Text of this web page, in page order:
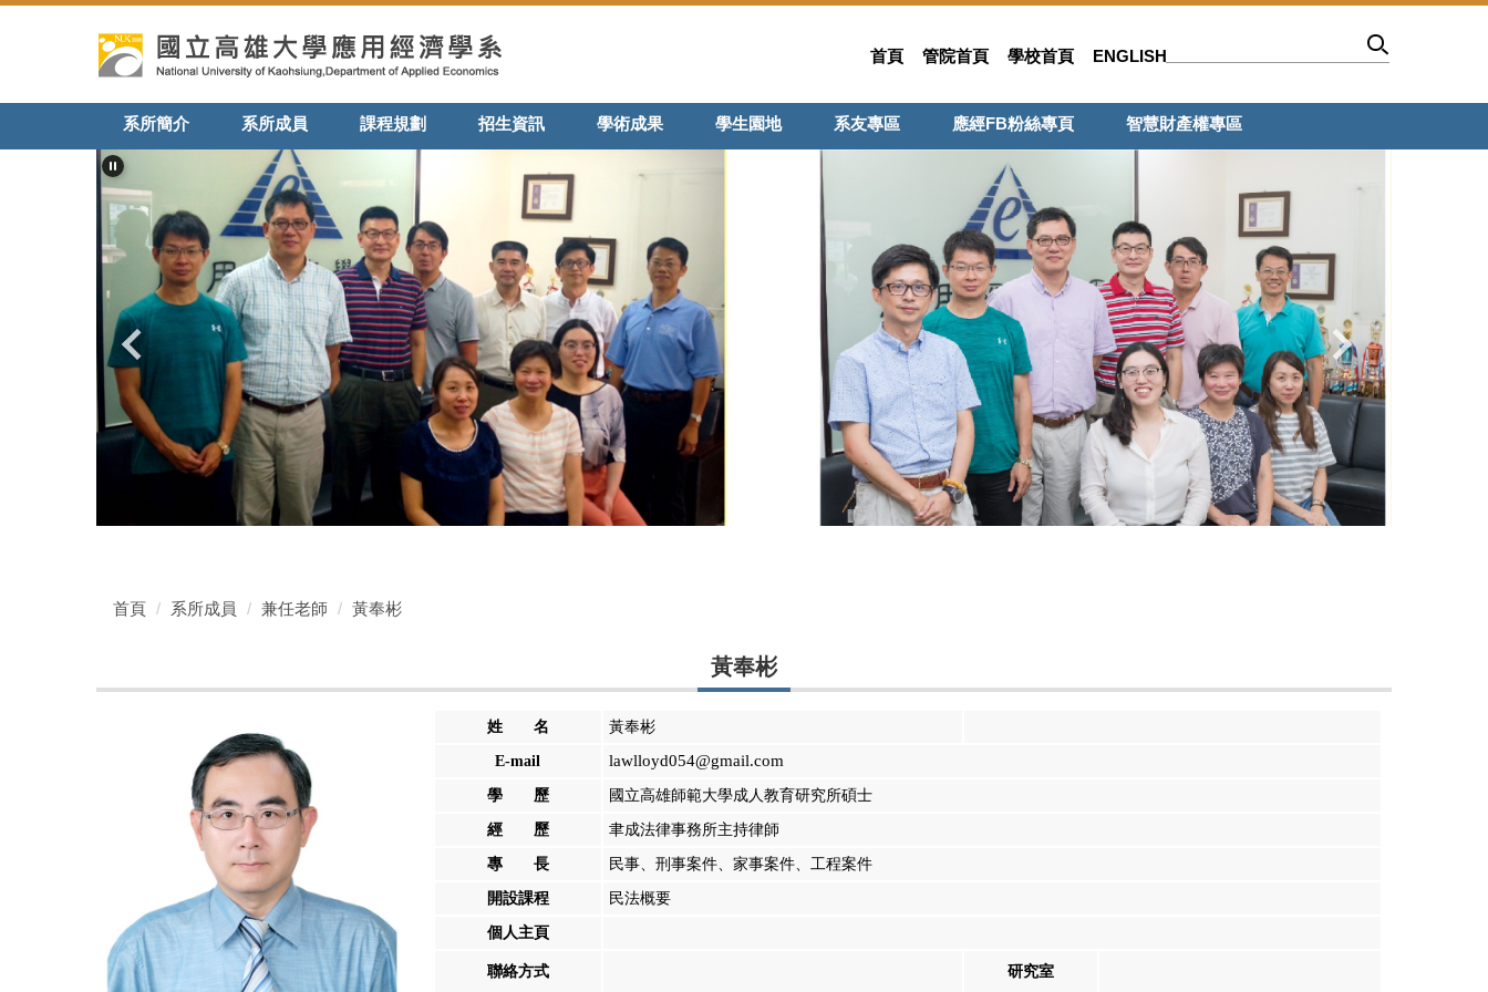
首頁 管院首頁 學校首頁 ENGLISH
系所簡介 系所成員 課程規劃 招生資訊 學術成果 學生園地 系友專區 應經FB粉絲專頁 智慧財產權專區
首頁 系所成員 兼任老師 黃奉彬
黃奉彬
姓 名 黃奉彬
E-mail lawlloyd054@gmail.com
學 歷 國立高雄師範大學成人教育研究所碩士
經 歷 聿成法律事務所主持律師
專 長 民事、刑事案件、家事案件、工程案件
開設課程 民法概要
個人主頁
聯絡方式 研究室